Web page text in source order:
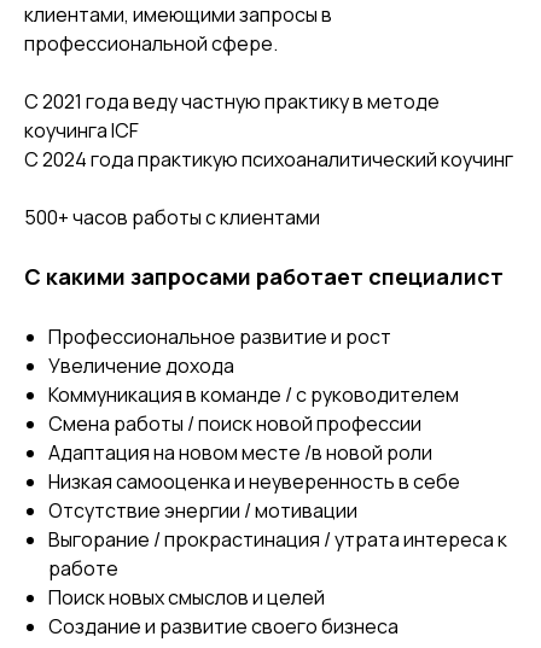
клиентами, имеющими запросы в
профессиональной сфере.
С 2021 года веду частную практику в методе
коучинга ICF
C 2024 года практикую психоаналитический коучинг
500+ часов работы с клиентами
С какими запросами работает специалист
Профессиональное развитие и рост
Увеличение дохода
Коммуникация в команде / с руководителем
Смена работы / поиск новой профессии
Адаптация на новом месте /в новой роли
Низкая самооценка и неуверенность в себе
Отсутствие энергии / мотивации
Выгорание / прокрастинация / утрата интереса к
работе
Поиск новых смыслов и целей
Создание и развитие своего бизнеса